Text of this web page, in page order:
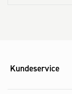
Kundeservice